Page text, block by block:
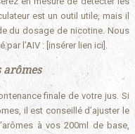
est un outil utile, mais il
du dosage de nicotine. Nous
l’AIV : [insérer lien ici].
arômes
finale de votre jus. Si
il est conseillé d’ajuster le
à vos 200ml de base,